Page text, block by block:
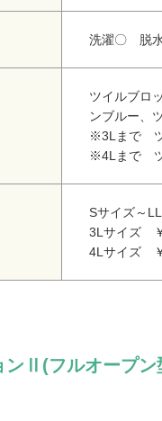
洗濯〇 脱
ツイルブロ
ンブルー、
※3Lまで ツ
※4Lまで ツ
Sサイズ～
3Lサイズ
4Lサイズ
Ⅱ(フルオープン